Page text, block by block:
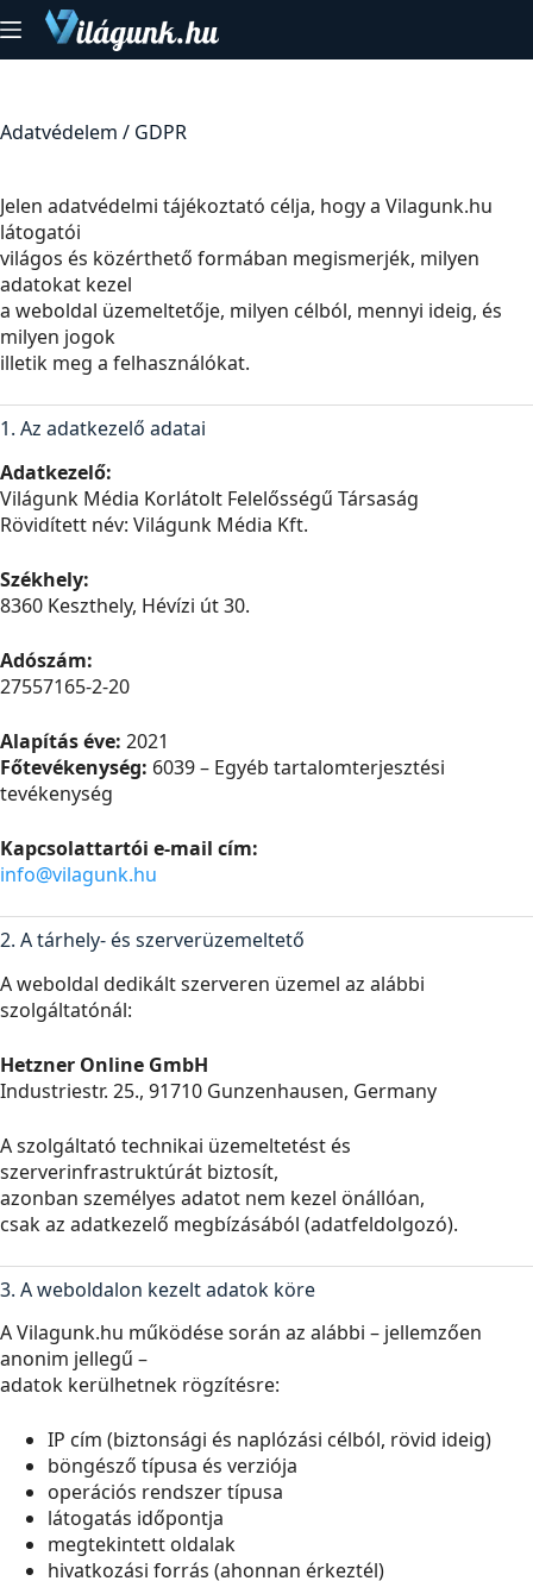
to
content
Adatvédelem / GDPR
Jelen adatvédelmi tájékoztató célja, hogy a Vilagunk.hu
látogatói
világos és közérthető formában megismerjék, milyen
adatokat kezel
a weboldal üzemeltetője, milyen célból, mennyi ideig, és
milyen jogok
illetik meg a felhasználókat.
1. Az adatkezelő adatai
Adatkezelő:
Világunk Média Korlátolt Felelősségű Társaság
Rövidített név: Világunk Média Kft.
Székhely:
8360 Keszthely, Hévízi út 30.
Adószám:
27557165-2-20
Alapítás éve: 2021
Főtevékenység: 6039 – Egyéb tartalomterjesztési
tevékenység
Kapcsolattartói e-mail cím:
info@vilagunk.hu
2. A tárhely- és szerverüzemeltető
A weboldal dedikált szerveren üzemel az alábbi
szolgáltatónál:
Hetzner Online GmbH
Industriestr. 25., 91710 Gunzenhausen, Germany
A szolgáltató technikai üzemeltetést és
szerverinfrastruktúrát biztosít,
azonban személyes adatot nem kezel önállóan,
csak az adatkezelő megbízásából (adatfeldolgozó).
3. A weboldalon kezelt adatok köre
A Vilagunk.hu működése során az alábbi – jellemzően
anonim jellegű –
adatok kerülhetnek rögzítésre:
IP cím (biztonsági és naplózási célból, rövid ideig)
böngésző típusa és verziója
operációs rendszer típusa
látogatás időpontja
megtekintett oldalak
hivatkozási forrás (ahonnan érkeztél)